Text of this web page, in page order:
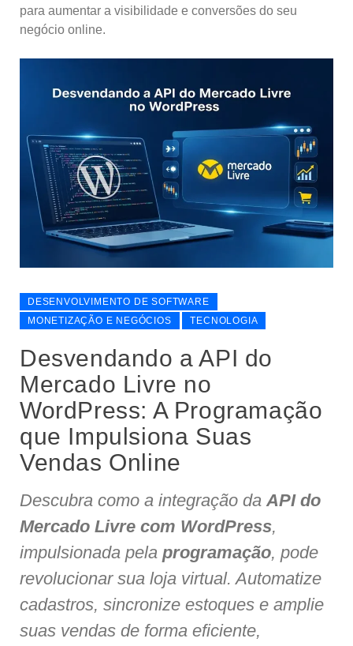
para aumentar a visibilidade e conversões do seu
negócio online.
DESENVOLVIMENTO DE SOFTWARE
MONETIZAÇÃO E NEGÓCIOS
TECNOLOGIA
Desvendando a API do
Mercado Livre no
WordPress: A Programação
que Impulsiona Suas
Vendas Online
Descubra como a integração daAPI do
Mercado Livre com WordPress,
impulsionada pela programação, pode
revolucionar sua loja virtual. Automatize
cadastros, sincronize estoques e amplie
suas vendas de forma eficiente,